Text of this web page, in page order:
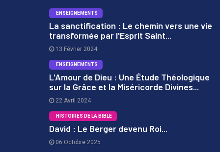
ENSEIGNEMENTS
La sanctification : Le chemin vers une vie
transformée par l'Esprit Saint...
13 Février 2024
ENSEIGNEMENTS
L'Amour de Dieu : Une Étude Théologique
sur la Grâce et la Miséricorde Divines...
22 Avril 2024
HISTOIRES DE LA BIBLE
David : Le Berger devenu Roi...
06 Octobre 2025